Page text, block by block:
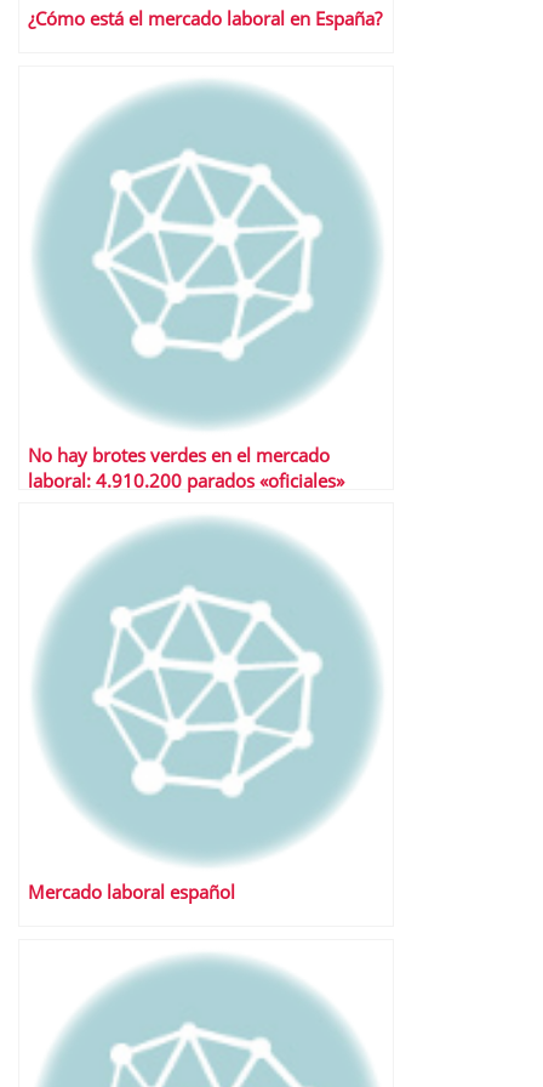
¿Cómo está el mercado laboral en España?
No hay brotes verdes en el mercado
laboral: 4.910.200 parados «oficiales»
Mercado laboral español